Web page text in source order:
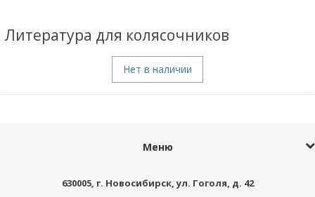
Литература для колясочников
Нет в наличии
Меню
630005, г. Новосибирск,ул. Гоголя, д. 42